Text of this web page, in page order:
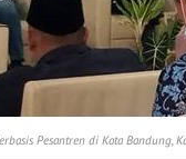
Pesantren di Kota Bandung,